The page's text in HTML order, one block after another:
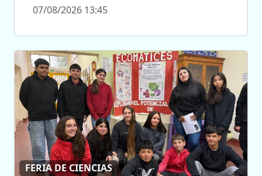
07/08/2026 13:45
FERIA DE CIENCIAS